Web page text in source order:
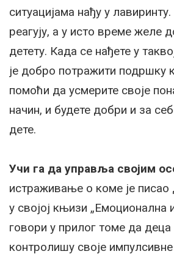
ситуацијама нађу у
реагују, а у исто време желе
детету. Када се нађете у
је добро потражити подршку
помоћи да усмерите своје
начин, и будете добри и за
дете.
Учи га да управља својим
истраживање о коме је
у својој књизи „Емоционална
говори у прилог томе да деца
контролишу своје